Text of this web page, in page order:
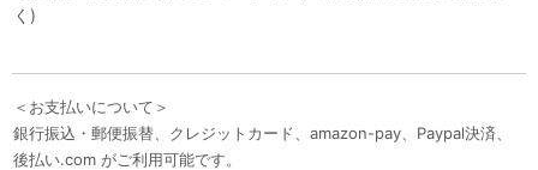
く)
＜お支払いについて＞
銀行振込・郵便振替、クレジットカード、amazon-pay、Paypal決済、
後払い.com がご利用可能です。